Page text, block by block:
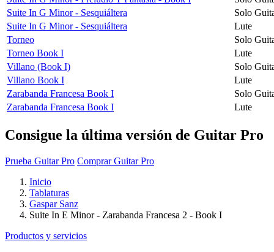
Suite In G Minor - Sesquiáltera
Solo
Suite In G Minor - Sesquiáltera
Lute
Torneo
Solo
Torneo Book I
Lute
Villano (Book I)
Solo
Villano Book I
Lute
Zarabanda Francesa Book I
Solo
Zarabanda Francesa Book I
Lute
Consigue la última versión de Guitar Pro
Prueba Guitar Pro Comprar Guitar Pro
Inicio
Tablaturas
Gaspar Sanz
Suite In E Minor - Zarabanda Francesa 2 - Book I
Productos y servicios